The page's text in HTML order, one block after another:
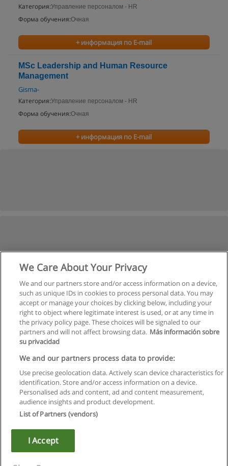
Категория:Управление персоналом - HR
Форма обучения:Очная
+ информация по E-mail
MSc Leadership and Human Resource
Management
Gisma-
Категория:Управление персоналом - HR
Форма обучения:Очная
+ информация по E-mail
Правила пользования
Конфиденциальность информации
Copyright © Educaedu Business S.L. - CIF : B-95610580: -
We Care About Your Privacy
We and our partners store and/or access information on a device,
such as unique IDs in cookies to process personal data. You may
accept or manage your choices by clicking below, including your
right to object where legitimate interest is used, or at any time in
the privacy policy page. These choices will be signaled to our
partners and will not affect browsing data. Más información sobre
su privacidad
We and our partners process data to provide:
Use precise geolocation data. Actively scan device characteristics for
identification. Store and/or access information on a device.
Personalised ads and content, ad and content measurement,
audience insights and product development.
List of Partners (vendors)
I Accept